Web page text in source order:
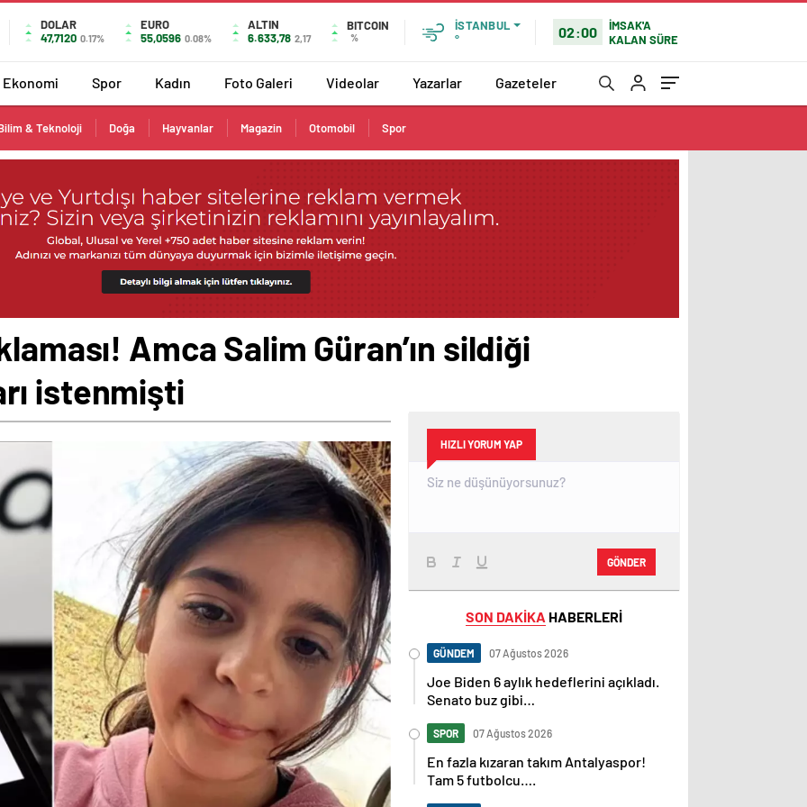
DOLAR
47,7120 0.17%
EURO
55,0596 0.08%
ALTIN
6.633,78 2,17
BITCOIN
%
İSTANBUL
°
02:00
İMSAK'A
KALAN SÜRE
Ekonomi Spor Kadın Foto Galeri Videolar Yazarlar Gazeteler
& Teknoloji Doğa Hayvanlar Magazin Otomobil Spor
Amca Salim Güran’ın sildiği
istenmişti
HIZLI YORUM YAP
GÖNDER
SON DAKİKA HABERLERİ
GÜNDEM 07 Ağustos 2026
Joe Biden 6 aylık hedeflerini açıkladı.
Senato buz gibi…
SPOR 07 Ağustos 2026
En fazla kızaran takım Antalyaspor!
Tam 5 futbolcu….